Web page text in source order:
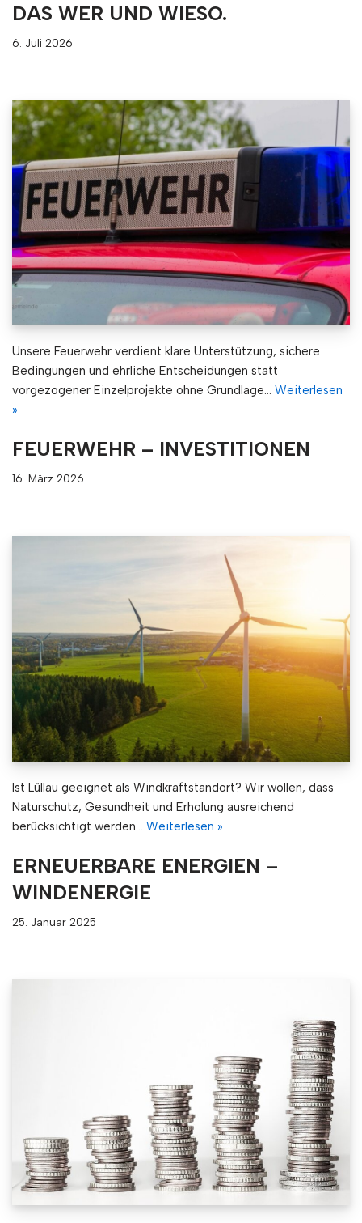
DAS WER UND WIESO.
6. Juli 2026
Unsere Feuerwehr verdient klare Unterstützung, sichere
Bedingungen und ehrliche Entscheidungen statt
vorgezogener Einzelprojekte ohne Grundlage… Weiterlesen
»
FEUERWEHR – INVESTITIONEN
16. März 2026
Ist Lüllau geeignet als Windkraftstandort? Wir wollen, dass
Naturschutz, Gesundheit und Erholung ausreichend
berücksichtigt werden… Weiterlesen »
ERNEUERBARE ENERGIEN –
WINDENERGIE
25. Januar 2025